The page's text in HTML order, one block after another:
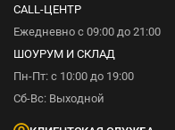
CALL-ЦЕНТР
Ежедневно с 09:00 до 21:00
ШОУРУМ И СКЛАД
Пн-Пт: с 10:00 до 19:00
Сб-Вс: Выходной